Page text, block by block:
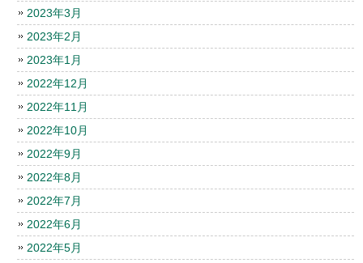
2023年3月
2023年2月
2023年1月
2022年12月
2022年11月
2022年10月
2022年9月
2022年8月
2022年7月
2022年6月
2022年5月